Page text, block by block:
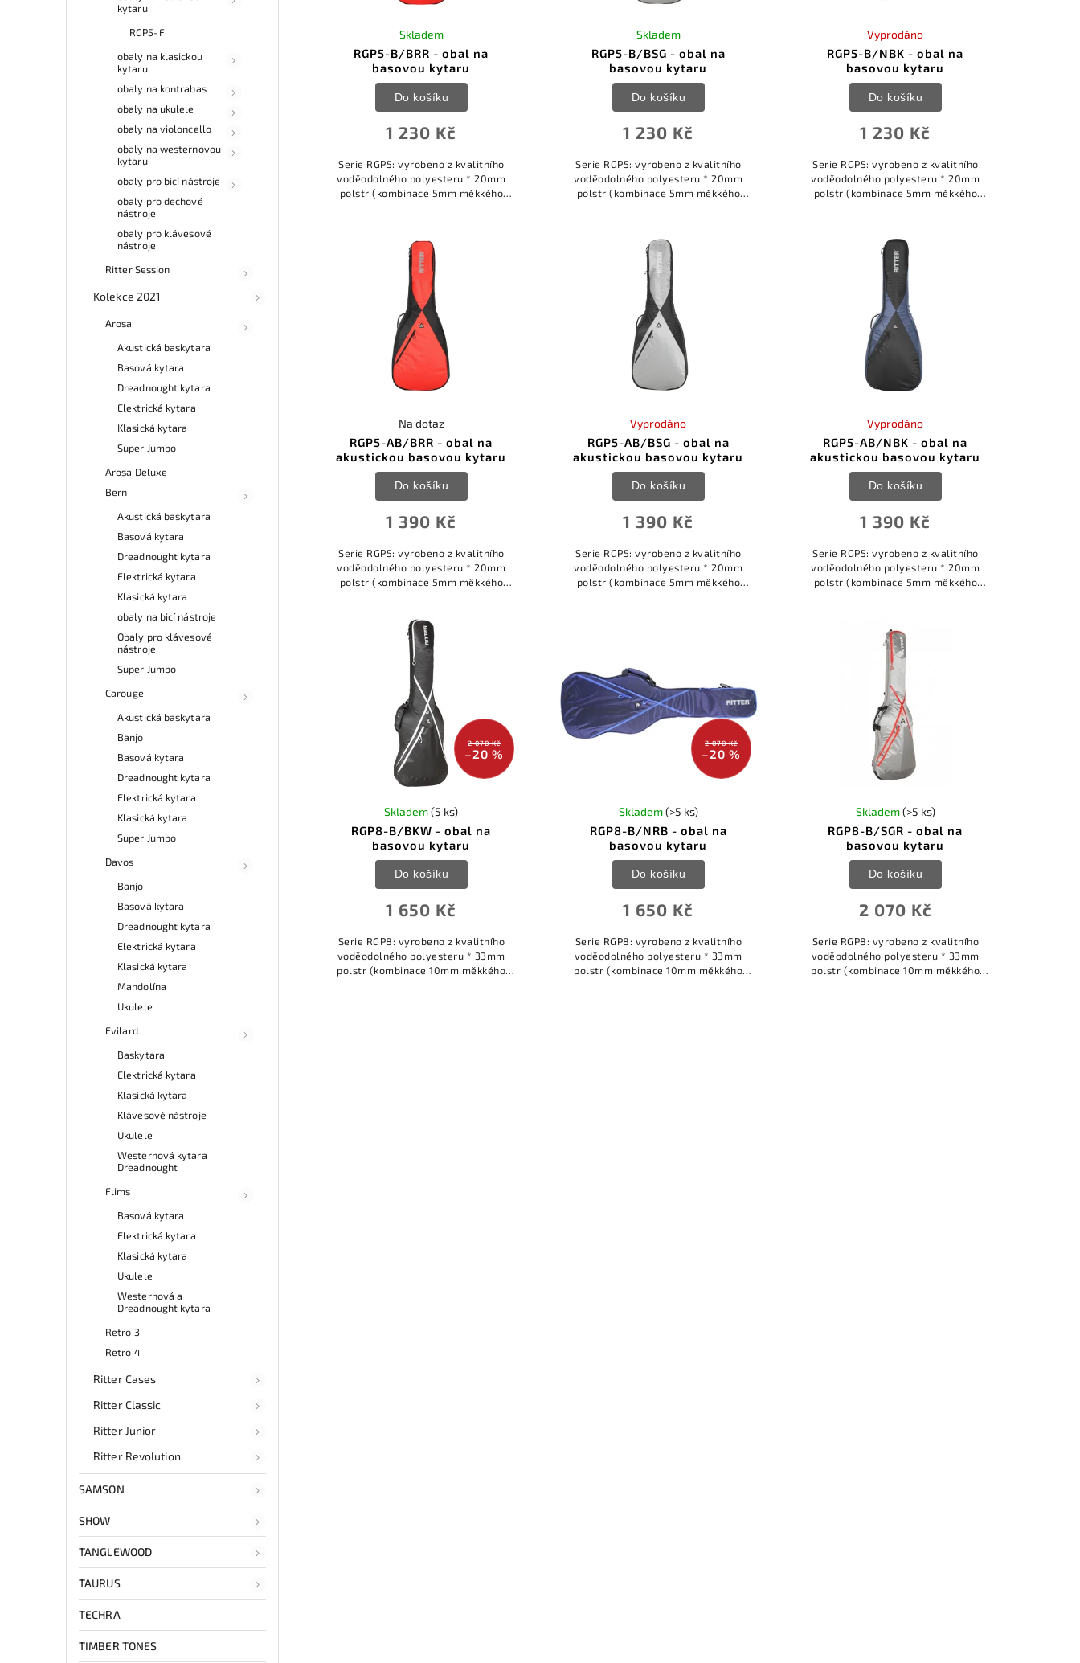
kytaru
RGP5-F
obaly na klasickou
kytaru
obaly na kontrabas
obaly na ukulele
obaly na violoncello
obaly na westernovou
kytaru
obaly pro bicí nástroje
obaly pro dechové
nástroje
obaly pro klávesové
nástroje
Ritter Session
Kolekce 2021
Arosa
Akustická baskytara
Basová kytara
Dreadnought kytara
Elektrická kytara
Klasická kytara
Super Jumbo
Arosa Deluxe
Bern
Akustická baskytara
Basová kytara
Dreadnought kytara
Elektrická kytara
Klasická kytara
obaly na bicí nástroje
Obaly pro klávesové
nástroje
Super Jumbo
Carouge
Akustická baskytara
Banjo
Basová kytara
Dreadnought kytara
Elektrická kytara
Klasická kytara
Super Jumbo
Davos
Banjo
Basová kytara
Dreadnought kytara
Elektrická kytara
Klasická kytara
Mandolína
Ukulele
Evilard
Baskytara
Elektrická kytara
Klasická kytara
Klávesové nástroje
Ukulele
Westernová kytara
Dreadnought
Flims
Basová kytara
Elektrická kytara
Klasická kytara
Ukulele
Westernová a
Dreadnought kytara
Retro 3
Retro 4
Ritter Cases
Ritter Classic
Ritter Junior
Ritter Revolution
SAMSON
SHOW
TANGLEWOOD
TAURUS
TECHRA
TIMBER TONES
RGP5-B/BRR - obal na
basovou kytaru
Skladem
1 230 Kč
Do košíku
Serie RGP5: vyrobeno z kvalitního
voděodolného polyesteru * 20mm
polstr (kombinace 5mm měkkého
RGP5-B/BSG - obal na
basovou kytaru
Skladem
1 230 Kč
Do košíku
Serie RGP5: vyrobeno z kvalitního
voděodolného polyesteru * 20mm
polstr (kombinace 5mm měkkého
polyester *...
RGP5-B/NBK - obal na
basovou kytaru
Vyprodáno
1 230 Kč
Do košíku
Serie RGP5: vyrobeno z kvalitního
voděodolného polyesteru * 20mm
polstr (kombinace 5mm měkkého
polyester *...
RGP5-AB/BRR - obal na
akustickou basovou kytaru
Na dotaz
1 390 Kč
Do košíku
Serie RGP5: vyrobeno z kvalitního
voděodolného polyesteru * 20mm
polstr (kombinace 5mm měkkého
polyester *...
RGP5-AB/BSG - obal na
akustickou basovou kytaru
Vyprodáno
1 390 Kč
Do košíku
Serie RGP5: vyrobeno z kvalitního
voděodolného polyesteru * 20mm
polstr (kombinace 5mm měkkého
RGP5-AB/NBK - obal na
akustickou basovou kytaru
Vyprodáno
1 390 Kč
Do košíku
Serie RGP5: vyrobeno z kvalitního
voděodolného polyesteru * 20mm
polstr (kombinace 5mm měkkého
2 070 Kč
–20 %
RGP8-B/BKW - obal na
basovou kytaru
Skladem(5 ks)
1 650 Kč
Do košíku
Serie RGP8: vyrobeno z kvalitního
voděodolného polyesteru * 33mm
polstr (kombinace 10mm měkkého
2 070 Kč
–20 %
RGP8-B/NRB - obal na
basovou kytaru
Skladem(>5 ks)
1 650 Kč
Do košíku
Serie RGP8: vyrobeno z kvalitního
voděodolného polyesteru * 33mm
polstr (kombinace 10mm měkkého
RGP8-B/SGR - obal na
basovou kytaru
Skladem(>5 ks)
2 070 Kč
Do košíku
Serie RGP8: vyrobeno z kvalitního
voděodolného polyesteru * 33mm
polstr (kombinace 10mm měkkého